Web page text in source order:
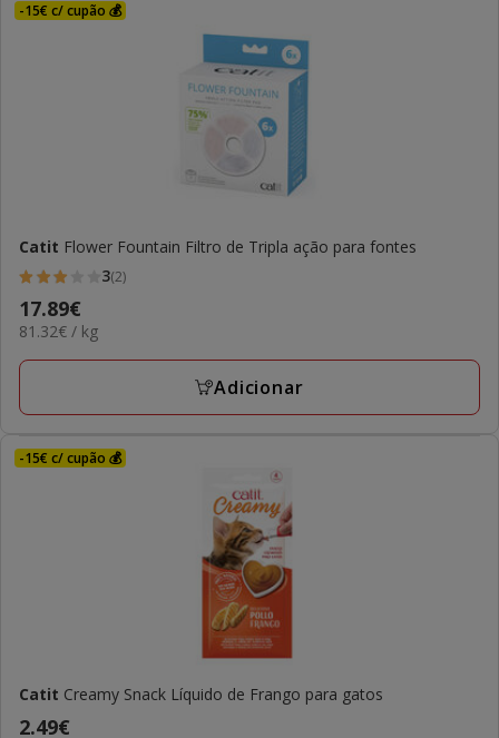
-15€ c/ cupão 💰
Catit Flower Fountain Filtro de Tripla ação para fontes
3
estrelas
com
2
3(2)
Preço
17.89€
17.89€
81.32€
KG
81.32€ / kg
Adicionar
-15€ c/ cupão 💰
Catit Creamy Snack Líquido de Frango para gatos
Preço
2.49€